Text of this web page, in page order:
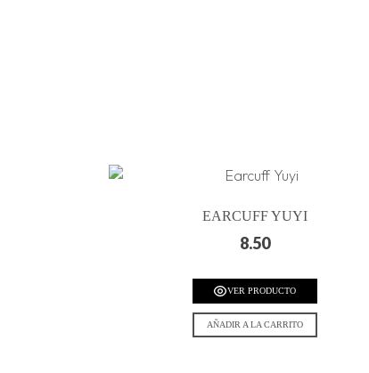
EARCUFF YUYI
8.50
VER PRODUCTO
AÑADIR A LA CARRITO